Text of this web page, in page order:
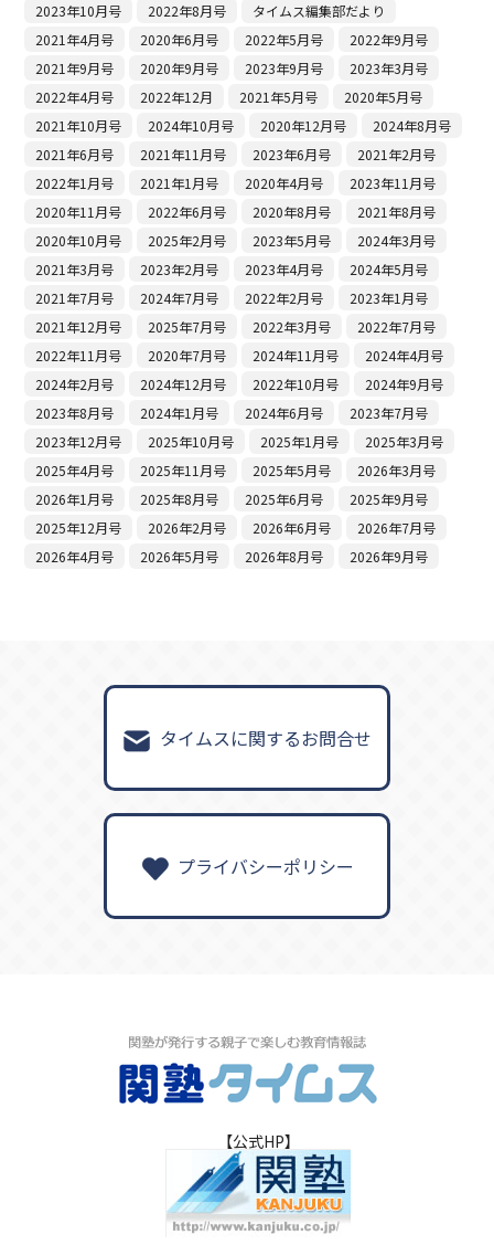
2023年10月号 2022年8月号
タイムス編集部だより
2021年4月号
2020年6月号 2022年5月号
2022年9月号
2021年9月号
2020年9月号 2023年9月号
2023年3月号
2022年4月号
2022年12月 2021年5月号
2020年5月号
2021年10月号
2024年10月号 2020年12月号
2024年8月号
2021年6月号
2021年11月号 2023年6月号
2021年2月号
2022年1月号
2021年1月号 2020年4月号
2023年11月号
2020年11月号
2022年6月号 2020年8月号
2021年8月号
2020年10月号
2025年2月号 2023年5月号
2024年3月号
2021年3月号
2023年2月号 2023年4月号
2024年5月号
2021年7月号
2024年7月号 2022年2月号
2023年1月号
2021年12月号
2025年7月号 2022年3月号
2022年7月号
2022年11月号
2020年7月号 2024年11月号
2024年4月号
2024年2月号
2024年12月号 2022年10月号
2024年9月号
2023年8月号
2024年1月号 2024年6月号
2023年7月号
2023年12月号
2025年10月号 2025年1月号
2025年3月号
2025年4月号
2025年11月号 2025年5月号
2026年3月号
2026年1月号
2025年8月号 2025年6月号
2025年9月号
2025年12月号
2026年2月号 2026年6月号
2026年7月号
2026年4月号
2026年5月号 2026年8月号 2026年9月号
タイムスに関するお問合せ
プライバシーポリシー
【公式HP】